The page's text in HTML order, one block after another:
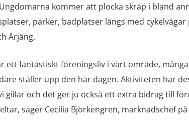
kommer att plocka skräp i bland
parker, badplatser längs med
Årjäng.
ett fantastiskt föreningsliv i vårt område,
ställer upp den här dagen. Aktiviteten har
gillar och det ger ju också ett extra bidrag till
säger Cecilia Björkengren, marknadschef